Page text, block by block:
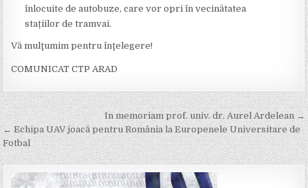
înlocuite de autobuze, care vor opri în vecinătatea
stațiilor de tramvai.
Vă mulţumim pentru înţelegere!
COMUNICAT CTP ARAD
Post
navigation
In memoriam prof. univ. dr. Aurel Ardelean →
← Echipa UAV joacă pentru România la Europenele Universitare de
Fotbal